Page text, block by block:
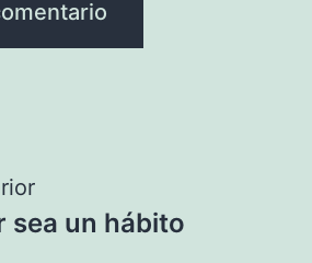
sea un hábito